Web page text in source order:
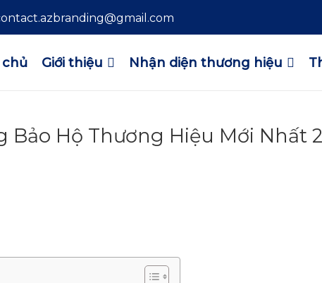
chủ Giới thiệu Nhận diện thương hiệu
Bảo Hộ Thương Hiệu Mới Nhất